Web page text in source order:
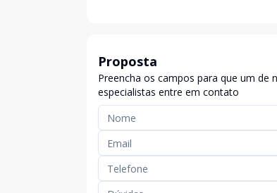
Proposta
Preencha os campos para que um de
especialistas entre em contato